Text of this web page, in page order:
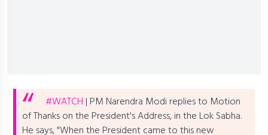
#WATCH | PM Narendra Modi replies to Motion
of Thanks on the President's Address, in the Lok Sabha.
He says, "When the President came to this new